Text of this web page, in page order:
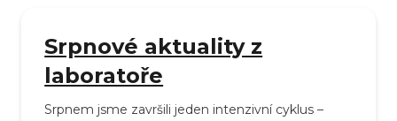
Srpnové aktuality z
laboratoře
Srpnem jsme završili jeden intenzivní cyklus –